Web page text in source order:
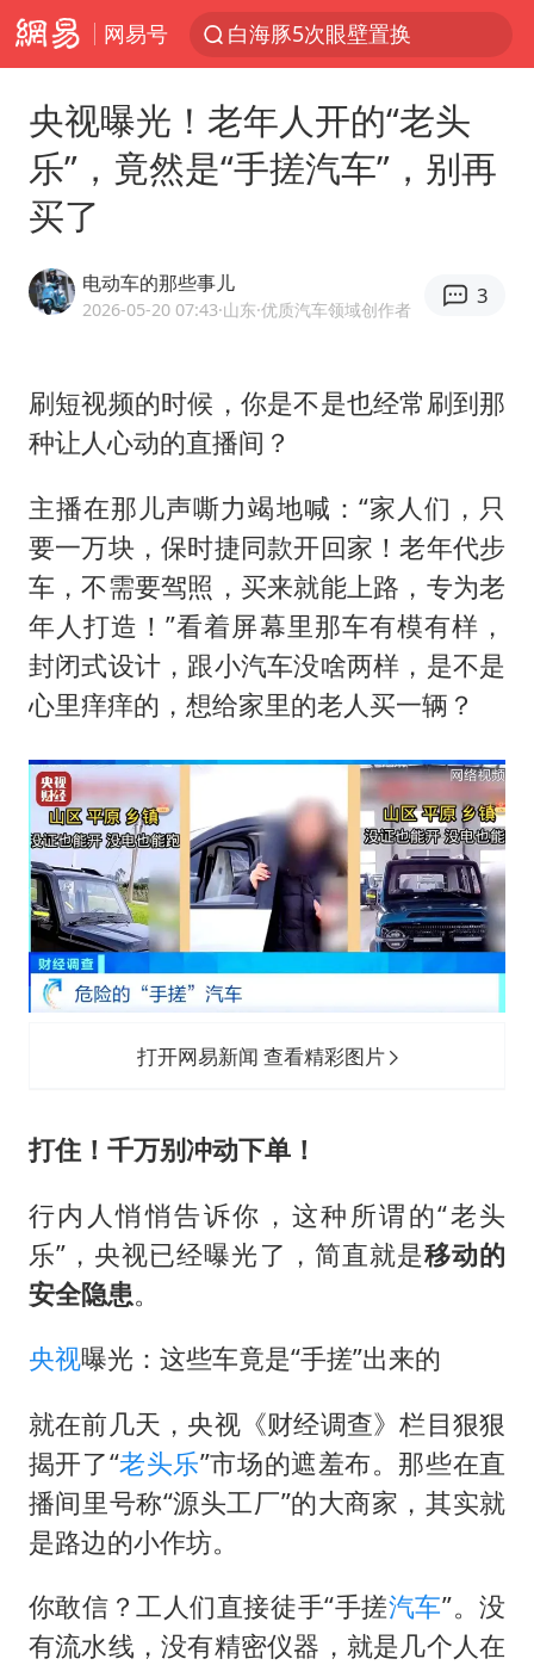
网易号
白海豚5次眼壁置换
王艺迪无缘横滨赛决赛
武契奇会见泽连斯基有何意图
上海大部迎大暴雨
伯克希尔净买入约200亿美元股票
白海豚在海上打了个结
曝美下令调查弹药库存信息遭泄露事件
银河系根本不是扁平圆盘
谢霆锋演唱会隔空祝王菲生日快乐
构建更高水平的全民健身公共服务体系
央视曝光！老年人开的“老头
乐”，竟然是“手搓汽车”，别再
买了
电动车的那些事儿
2026-05-20 07:43·山东·优质汽车领域创作者
3
刷短视频的时候，你是不是也经常刷到那
种让人心动的直播间？
主播在那儿声嘶力竭地喊：“家人们，只
要一万块，保时捷同款开回家！老年代步
车，不需要驾照，买来就能上路，专为老
年人打造！”看着屏幕里那车有模有样，
封闭式设计，跟小汽车没啥两样，是不是
心里痒痒的，想给家里的老人买一辆？
打开网易新闻 查看精彩图片
打住！千万别冲动下单！
行内人悄悄告诉你，这种所谓的“老头
乐”，央视已经曝光了，简直就是移动的
安全隐患。
央视曝光：这些车竟是“手搓”出来的
就在前几天，央视《财经调查》栏目狠狠
揭开了“老头乐”市场的遮羞布。那些在直
播间里号称“源头工厂”的大商家，其实就
是路边的小作坊。
你敢信？工人们直接徒手“手搓汽车”。没
有流水线，没有精密仪器，就是几个人在